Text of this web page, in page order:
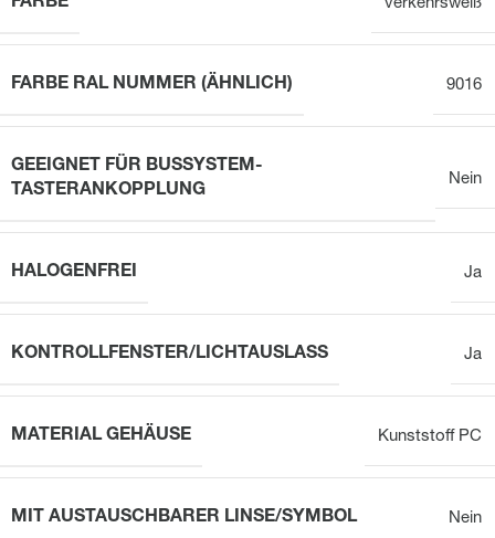
verkehrsweiß
FARBE RAL NUMMER (ÄHNLICH) 9016
GEEIGNET FÜR BUSSYSTEM-
TASTERANKOPPLUNG
Nein
HALOGENFREI Ja
KONTROLLFENSTER/LICHTAUSLASS Ja
MATERIAL GEHÄUSE Kunststoff PC
MIT AUSTAUSCHBARER LINSE/SYMBOL Nein